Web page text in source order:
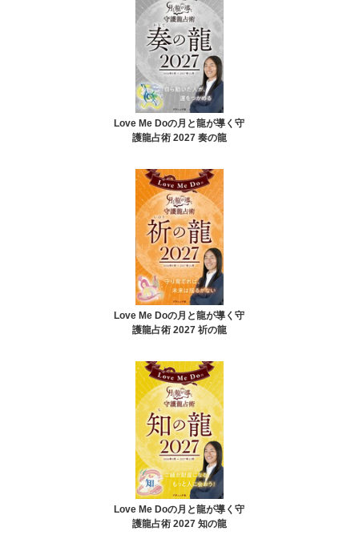
Love Me Doの月と龍が導く守
護龍占術 2027 奏の龍
Love Me Doの月と龍が導く守
護龍占術 2027 祈の龍
Love Me Doの月と龍が導く守
護龍占術 2027 知の龍